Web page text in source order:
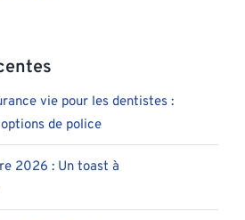
vie pour les dentistes :
de police
2026 : Un toast à